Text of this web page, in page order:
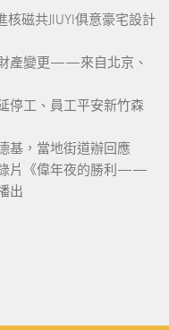
核磁共JIUYI俱意豪宅設計
財產變更——來自北京、
停工、員工平安新竹森
基，當地街道辦回應
錄片《偉年夜的勝利——
出